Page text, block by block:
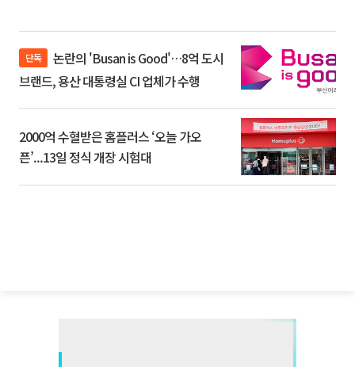
단독
브랜드, 용산 대통령실 CI 업체가 수행
2000억 수혈받은 홈플러스 ‘오늘 가오
픈’...13일 정식 개장 시험대